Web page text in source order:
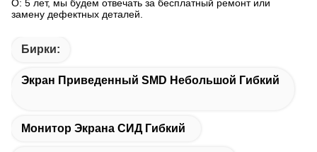
О: 5 лет, мы будем отвечать за бесплатный ремонт или
замену дефектных деталей.
Бирки:
Экран Приведенный SMD Небольшой Гибкий
Монитор Экрана СИД Гибкий